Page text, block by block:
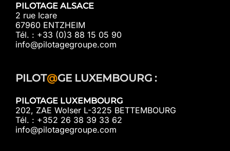
PILOTAGE ALSACE
2 rue Icare
67960 ENTZHEIM
Tél. : +33 (0)3 88 15 05 90
info@pilotagegroupe.com
PILOT@GE LUXEMBOURG :
PILOTAGE LUXEMBOURG
202, ZAE Wolser L-3225 BETTEMBOURG
Tél. : +352 26 38 39 33 62
info@pilotagegroupe.com